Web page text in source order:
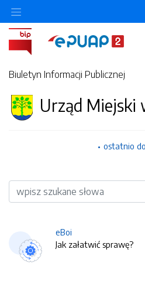
Biuletyn Informacji Publicznej
Urząd Miejski
ostatnio
Wyszukiwarka
eBoi
Jak załatwić sprawę?